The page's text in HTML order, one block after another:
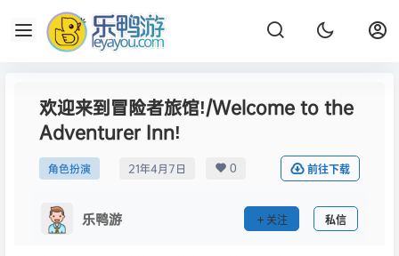
欢迎来到冒险者旅馆!/Welcome to the
Adventurer Inn!
角色扮演 21年4月7日 0 前往下载
乐鸭游 关注 私信